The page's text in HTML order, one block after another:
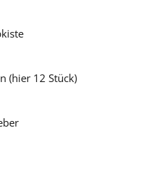
(hier 12 Stück)